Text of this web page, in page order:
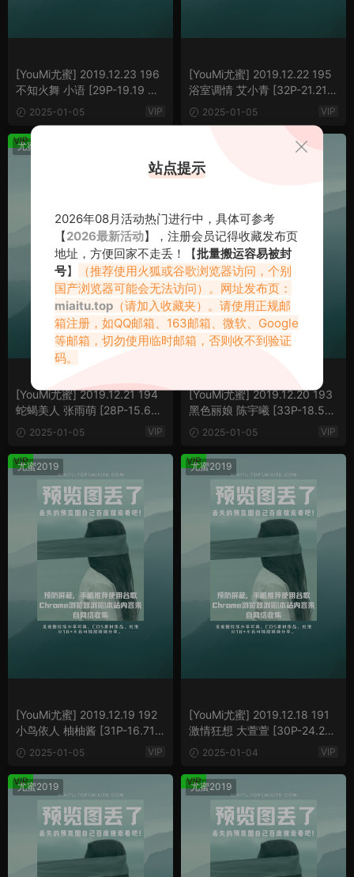
[YouMi尤蜜] 2019.12.23 196
不知火舞 小语 [29P-19.19 M
B] 2025-01-05 VIP
[YouMi尤蜜] 2019.12.22 195
浴室调情 艾小青 [32P-21.21
MB]2025-01-05 VIP
尤蜜2019
[YouMi尤蜜] 2019.12.21 194
蛇蝎美人 张雨萌 [28P-15.62
MB]2025-01-05 VIP
VIP
[YouMi尤蜜] 2019.12.20 193
黑色丽娘 陈宇曦 [33P-18.56
MB]2025-01-05 VIP
尤蜜2019
[YouMi尤蜜] 2019.12.19 192
小鸟依人 柚柚酱 [31P-16.71
MB]2025-01-05 VIP
VIP 尤蜜2019
[YouMi尤蜜] 2019.12.18 191
激情狂想 大萱萱 [30P-24.26
MB]2025-01-04 VIP
VIP
尤蜜2019
VIP 尤蜜2019
VIP
站点提示
2026年08月活动热门进行中，具体可参考
【2026最新活动】，注册会员记得收藏发布页
地址，方便回家不走丢！【批量搬运容易被封
号】
（推荐使用火狐或谷歌浏览器访问，个别
国产浏览器可能会无法访问）。网址发布页：
miaitu.top （请加入收藏夹）。请使用正规邮
箱注册，如QQ邮箱、163邮箱、微软、Google
等邮箱，切勿使用临时邮箱，否则收不到验证
码。